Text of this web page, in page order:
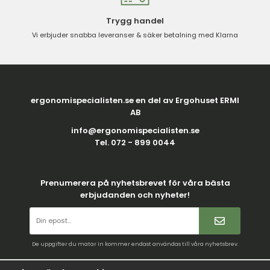
Trygg handel
Vi erbjuder snabba leveranser & säker betalning med Klarna
ergonomispecialisten.se en del av Ergohuset ERMI
AB
info@ergonomispecialisten.se
Tel. 072 - 899 0044
Prenumerera på nyhetsbrevet för våra bästa
erbjudanden och nyheter!
De uppgifter du matar in kommer endast användas till våra nyhetsbrev.